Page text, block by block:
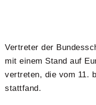
Vertreter der
mit einem Stand auf
vertreten, die vom 11.
stattfand.